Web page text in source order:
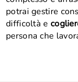
potrai gestire
difficoltà e
persona che